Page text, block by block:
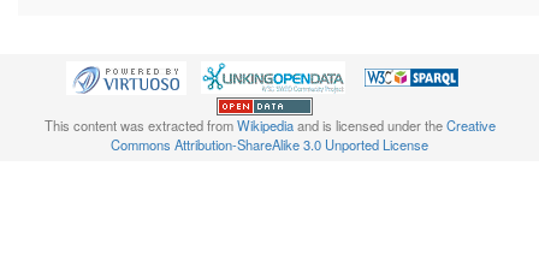
This content was extracted fromWikipediaand is licensed under theCreative
Commons Attribution-ShareAlike 3.0 Unported License